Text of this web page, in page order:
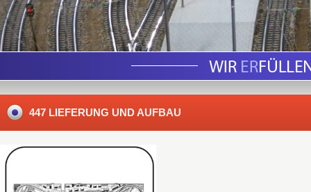
447 LIEFERUNG UND AUFBAU